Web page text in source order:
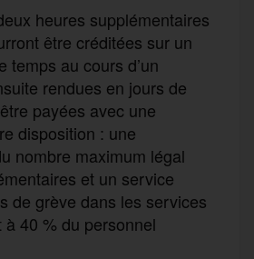
heures supplémentaires
être créditées sur un
temps au cours d’un
rendues en jours de
payées avec une
disposition : une
nombre maximum légal
et un service
de grève dans les services
40 % du personnel